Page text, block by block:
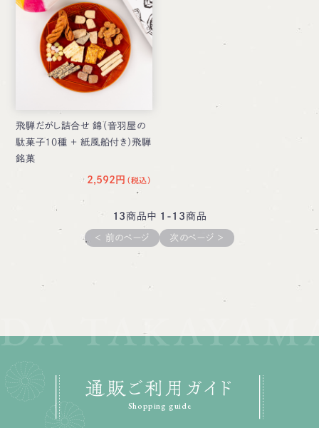
飛騨だがし詰合せ 錦（音羽屋の
駄菓子10種 ＋ 紙風船付き）飛騨
銘菓
2,592円
13商品中 1-13商品
＜ 前のページ 次のページ ＞
通販ご利用ガイド
Shopping guide